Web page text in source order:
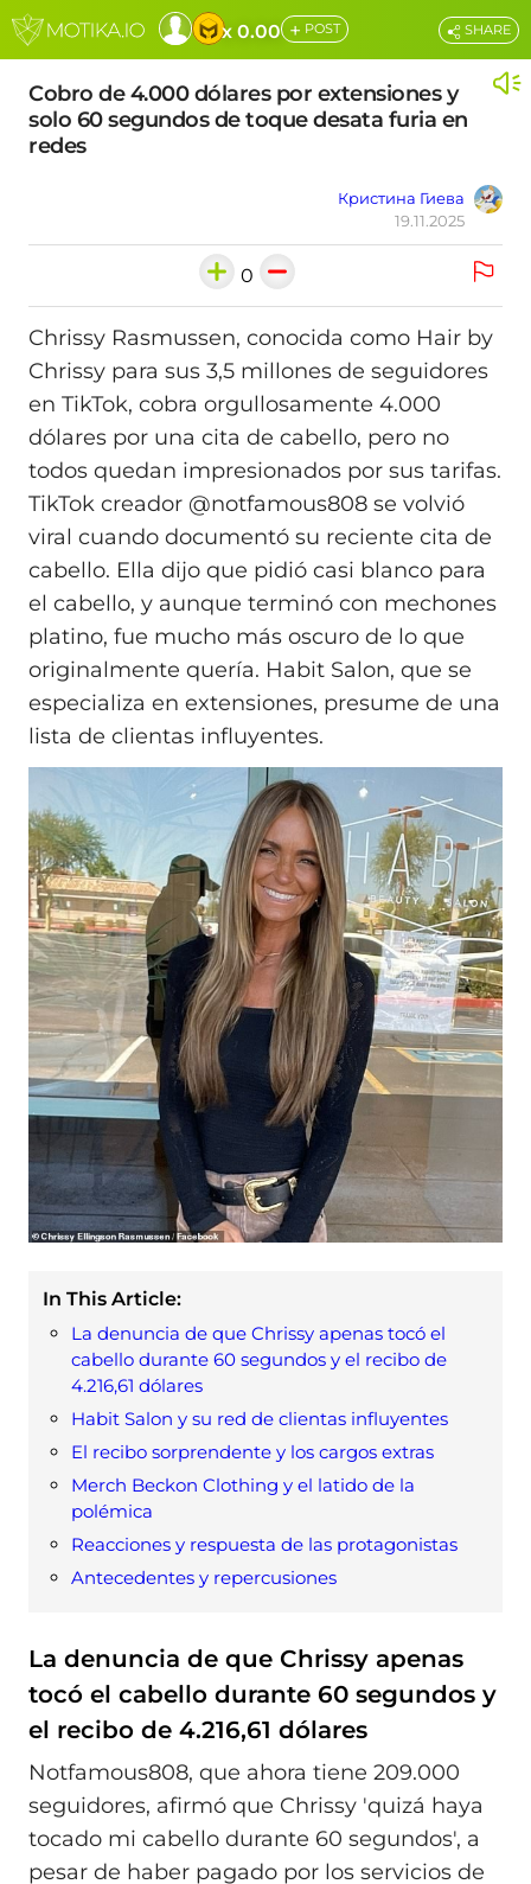
x 0.00 + POST
Cobro de 4.000 dólares por extensiones y
solo 60 segundos de toque desata furia en
redes
Кристина Гиева
19.11.2025
SHARE
0
Chrissy Rasmussen, conocida como Hair by
Chrissy para sus 3,5 millones de seguidores
en TikTok, cobra orgullosamente 4.000
dólares por una cita de cabello, pero no
todos quedan impresionados por sus tarifas.
TikTok creador @notfamous808 se volvió
viral cuando documentó su reciente cita de
cabello. Ella dijo que pidió casi blanco para
el cabello, y aunque terminó con mechones
platino, fue mucho más oscuro de lo que
originalmente quería. Habit Salon, que se
especializa en extensiones, presume de una
lista de clientas influyentes.
In This Article:
La denuncia de que Chrissy apenas tocó el
cabello durante 60 segundos y el recibo de
4.216,61 dólares
Habit Salon y su red de clientas influyentes
El recibo sorprendente y los cargos extras
Merch Beckon Clothing y el latido de la
polémica
Reacciones y respuesta de las protagonistas
Antecedentes y repercusiones
La denuncia de que Chrissy apenas
tocó el cabello durante 60 segundos y
el recibo de 4.216,61 dólares
Notfamous808, que ahora tiene 209.000
seguidores, afirmó que Chrissy 'quizá haya
tocado mi cabello durante 60 segundos', a
pesar de haber pagado por los servicios de